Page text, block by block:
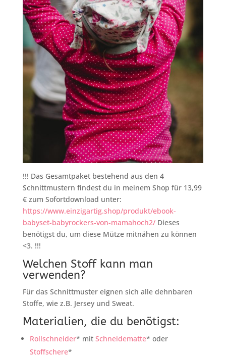
!!! Das Gesamtpaket bestehend aus den 4
Schnittmustern findest du in meinem Shop für 13,99
€ zum Sofortdownload unter:
https://www.einzigartig.shop/produkt/ebook-
babyset-babyrockers-von-mamahoch2/Dieses
benötigst du, um diese Mütze mitnähen zu können
<3. !!!
Welchen Stoff kann man
verwenden?
Für das Schnittmuster eignen sich alle dehnbaren
Stoffe, wie z.B. Jersey und Sweat.
Materialien, die du benötigst:
Rollschneider* mit Schneidematte* oder
Stoffschere*